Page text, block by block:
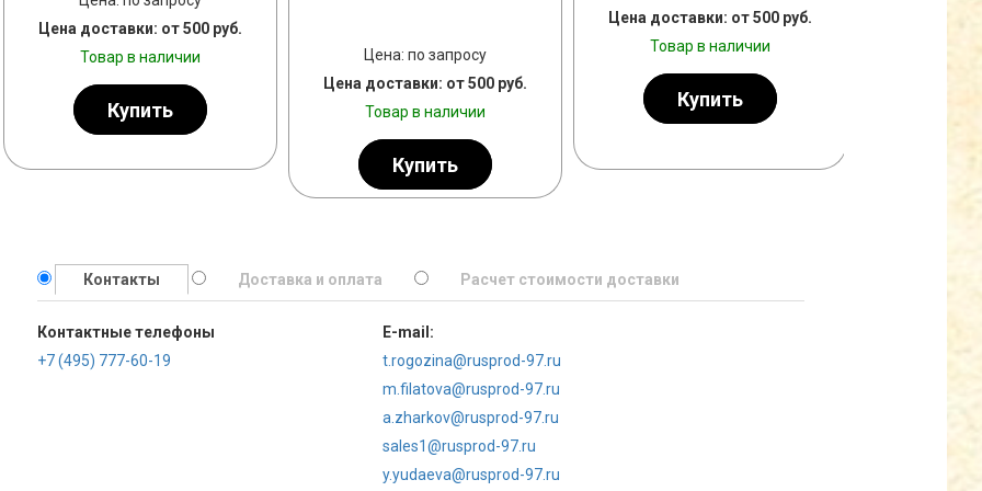
КОЛЕР
СУБЛИМИРОВАННАЯ МАЛИНА
Цена доставки: от 500 руб.
Товар в наличии
Купить
Цена: по запросу
Цена доставки: от 500 руб.
Товар в наличии
Купить
Цена доставки: от 500 руб.
Товар в наличии
Купить
Контакты Доставка и оплата Расчет стоимости доставки
Контактные телефоны
+7 (495) 777-60-19
E-mail:
t.rogozina@rusprod-97.ru
m.filatova@rusprod-97.ru
a.zharkov@rusprod-97.ru
sales1@rusprod-97.ru
y.yudaeva@rusprod-97.ru